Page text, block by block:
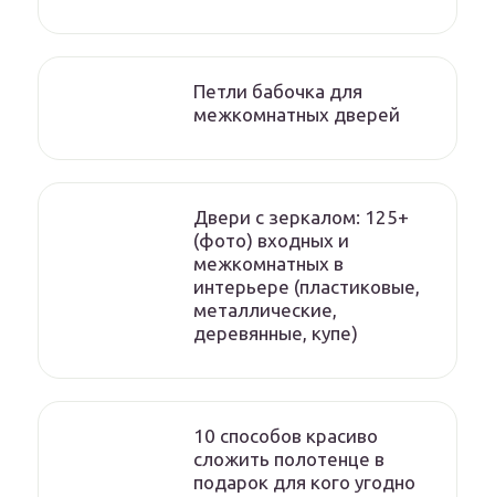
Петли бабочка для
межкомнатных дверей
Двери с зеркалом: 125+
(фото) входных и
межкомнатных в
интерьере (пластиковые,
металлические,
деревянные, купе)
10 способов красиво
сложить полотенце в
подарок для кого угодно